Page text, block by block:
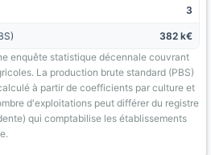
3
382 k€
enquête statistique décennale couvrant
La production brute standard (PBS)
à partir de coefficients par culture et
d'exploitations peut différer du registre
qui comptabilise les établissements